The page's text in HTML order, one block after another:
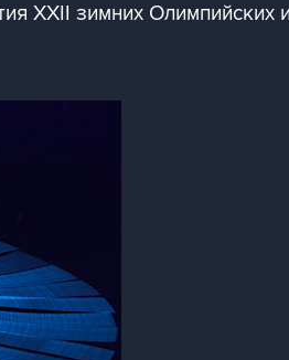
XXII зимних Олимпийских